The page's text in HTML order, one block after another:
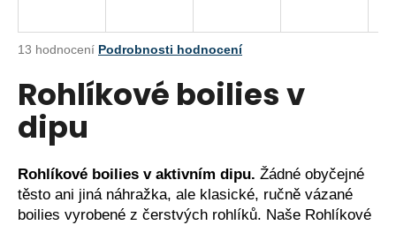
Průměrné
produktu
je
3,8
z
hvězdiček.
13 hodnocení Podrobnosti hodnocení
Rohlíkové boilies v
dipu
Rohlíkové boilies v aktivním dipu. Žádné obyčejné
těsto ani jiná náhražka, ale klasické, ručně vázané
boilies vyrobené z čerstvých rohlíků. Naše Rohlíkové
j
t
?